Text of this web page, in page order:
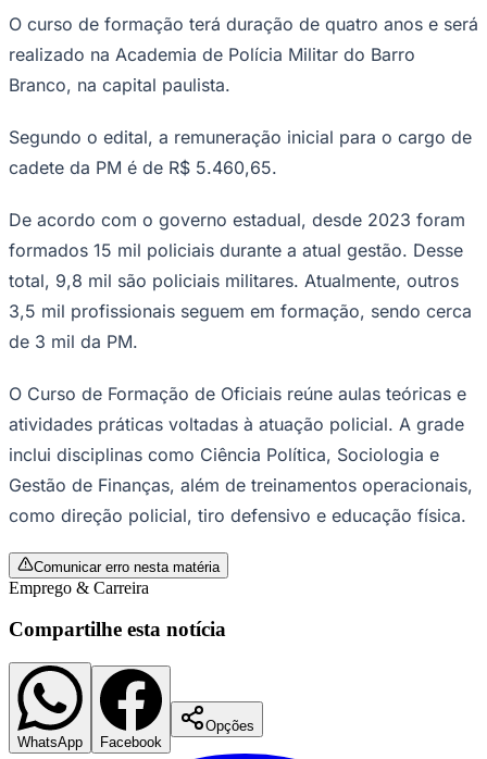
Palmeiras
O curso de formação terá duração de quatro anos e será
realizado na Academia de Polícia Militar do Barro
Branco, na capital paulista.
Segundo o edital, a remuneração inicial para o cargo de
cadete da PM é de R$ 5.460,65.
De acordo com o governo estadual, desde 2023 foram
formados 15 mil policiais durante a atual gestão. Desse
total, 9,8 mil são policiais militares. Atualmente, outros
3,5 mil profissionais seguem em formação, sendo cerca
de 3 mil da PM.
O Curso de Formação de Oficiais reúne aulas teóricas e
atividades práticas voltadas à atuação policial. A grade
inclui disciplinas como Ciência Política, Sociologia e
Gestão de Finanças, além de treinamentos operacionais,
como direção policial, tiro defensivo e educação física.
Comunicar erro nesta matéria
Emprego & Carreira
Compartilhe esta notícia
WhatsApp Facebook
Opções